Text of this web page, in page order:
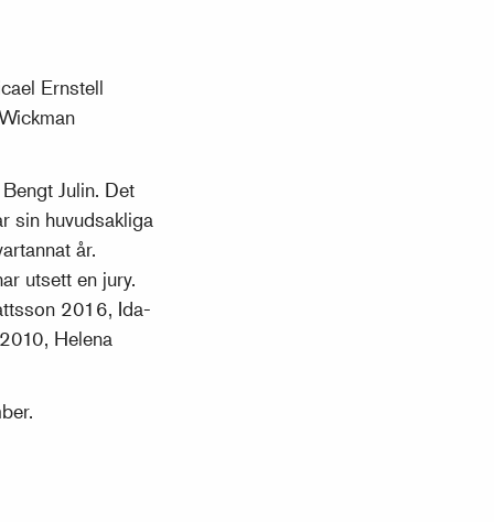
Ernstell
Julin. Det
sin huvudsakliga
år.
utsett en jury.
2016, Ida-
Helena